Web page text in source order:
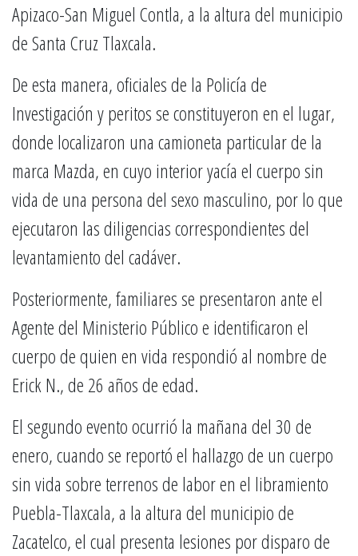
Apizaco-San Miguel Contla, a la altura del municipio
de Santa Cruz Tlaxcala.
De esta manera, oficiales de la Policía de
Investigación y peritos se constituyeron en el lugar,
donde localizaron una camioneta particular de la
marca Mazda, en cuyo interior yacía el cuerpo sin
vida de una persona del sexo masculino, por lo que
ejecutaron las diligencias correspondientes del
levantamiento del cadáver.
Posteriormente, familiares se presentaron ante el
Agente del Ministerio Público e identificaron el
cuerpo de quien en vida respondió al nombre de
Erick N., de 26 años de edad.
El segundo evento ocurrió la mañana del 30 de
enero, cuando se reportó el hallazgo de un cuerpo
sin vida sobre terrenos de labor en el libramiento
Puebla-Tlaxcala, a la altura del municipio de
Zacatelco, el cual presenta lesiones por disparo de